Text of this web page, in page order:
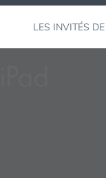
LES INVITÉS